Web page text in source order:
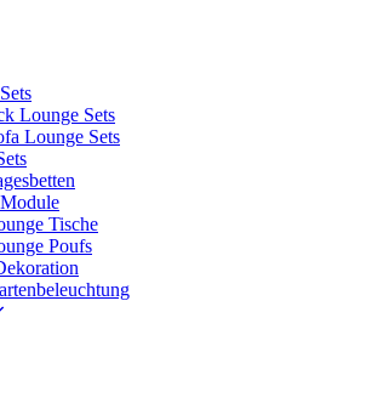
Lounge Sets
Lounge Sets
Tische
Poufs